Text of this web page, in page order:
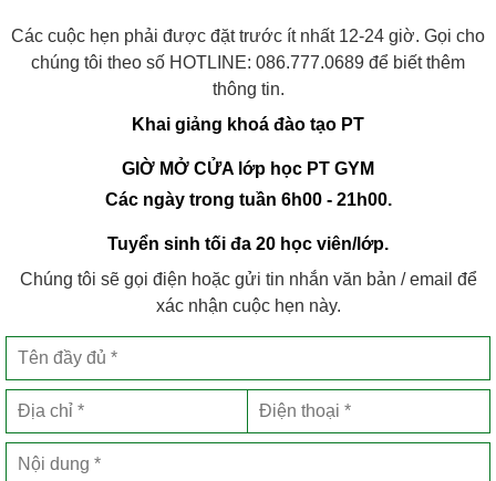
Các cuộc hẹn phải được đặt trước ít nhất 12-24 giờ. Gọi cho
chúng tôi theo số HOTLINE: 086.777.0689 để biết thêm
thông tin.
Khai giảng khoá đào tạo PT
GIỜ MỞ CỬA lớp học PT GYM
Các ngày trong tuần 6h00 - 21h00.
Tuyển sinh tối đa 20 học viên/lớp.
Chúng tôi sẽ gọi điện hoặc gửi tin nhắn văn bản / email để
xác nhận cuộc hẹn này.